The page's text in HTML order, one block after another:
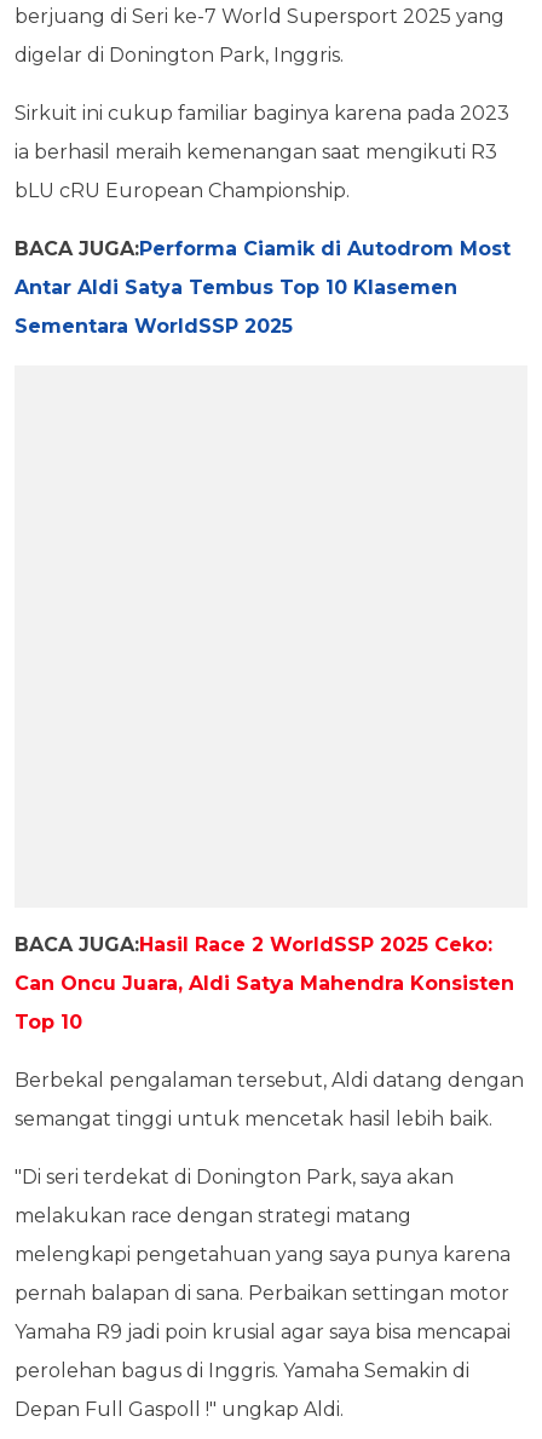
berjuang di Seri ke-7 World Supersport 2025 yang
digelar di Donington Park, Inggris.
Sirkuit ini cukup familiar baginya karena pada 2023
ia berhasil meraih kemenangan saat mengikuti R3
bLU cRU European Championship.
BACA JUGA:Performa Ciamik di Autodrom Most
Antar Aldi Satya Tembus Top 10 Klasemen
Sementara WorldSSP 2025
BACA JUGA:Hasil Race 2 WorldSSP 2025 Ceko:
Can Oncu Juara, Aldi Satya Mahendra Konsisten
Top 10
Berbekal pengalaman tersebut, Aldi datang dengan
semangat tinggi untuk mencetak hasil lebih baik.
"Di seri terdekat di Donington Park, saya akan
melakukan race dengan strategi matang
melengkapi pengetahuan yang saya punya karena
pernah balapan di sana. Perbaikan settingan motor
Yamaha R9 jadi poin krusial agar saya bisa mencapai
perolehan bagus di Inggris. Yamaha Semakin di
Depan Full Gaspoll !" ungkap Aldi.